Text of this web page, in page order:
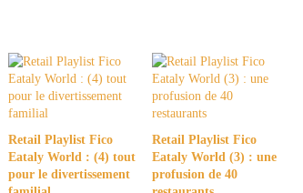
Retail Playlist Fico
Eataly World : (4) tout
pour le divertissement
Retail Playlist Fico
Eataly World (3) : une
profusion de 40